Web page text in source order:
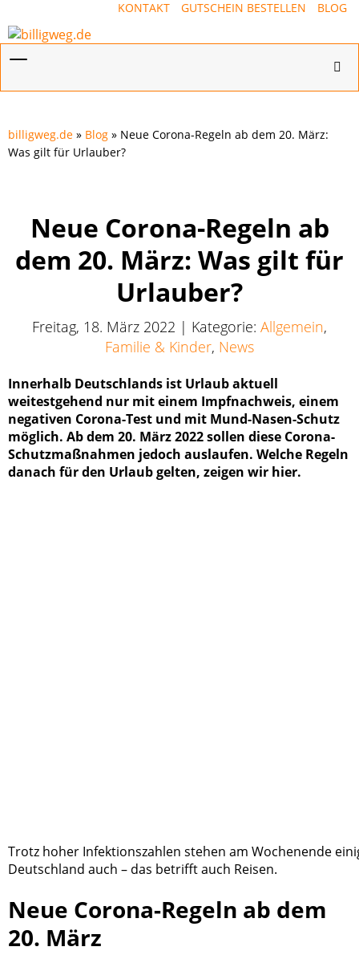
KONTAKT GUTSCHEIN BESTELLEN BLOG
billigweg.de » Blog » Neue Corona-Regeln ab dem 20. März:
Was gilt für Urlauber?
Neue Corona-Regeln ab
dem 20. März: Was gilt für
Urlauber?
Freitag, 18. März 2022 | Kategorie: Allgemein,
Familie & Kinder, News
Innerhalb Deutschlands ist Urlaub aktuell
weitestgehend nur mit einem Impfnachweis, einem
negativen Corona-Test und mit Mund-Nasen-Schutz
möglich. Ab dem 20. März 2022 sollen diese Corona-
Schutzmaßnahmen jedoch auslaufen. Welche Regeln
danach für den Urlaub gelten, zeigen wir hier.
Trotz hoher Infektionszahlen stehen am Wochenende
Deutschland auch – das betrifft auch Reisen.
Neue Corona-Regeln ab dem
20. März